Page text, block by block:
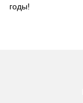
годы!